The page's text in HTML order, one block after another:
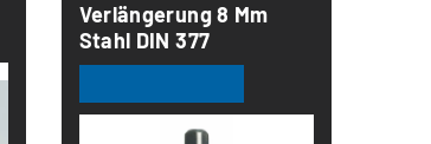
Verlängerung 8 Mm
Stahl DIN 377